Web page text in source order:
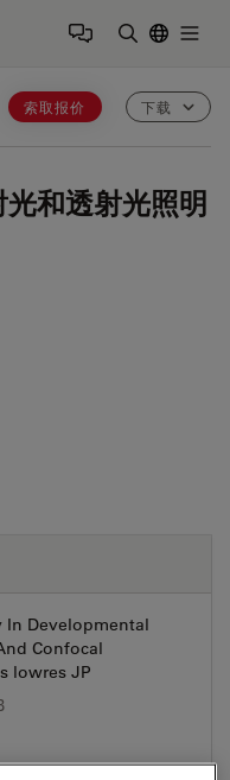
索取报价 下载
光和透射光照明
In Developmental
Confocal
lowres JP